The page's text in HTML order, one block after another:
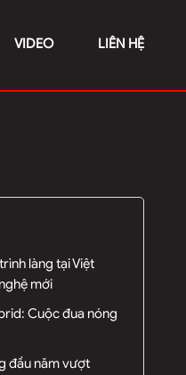
VIDEO LIÊN HỆ
làng tại Việt
mới
Cuộc đua nóng
đầu năm vượt